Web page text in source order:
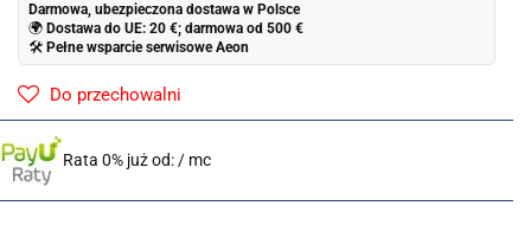
Darmowa, ubezpieczona dostawa w Polsce
🌍 Dostawa do UE: 20 €; darmowa od 500 €
🛠 Pełne wsparcie serwisowe Aeon
Do przechowalni
Rata 0% już od: / mc